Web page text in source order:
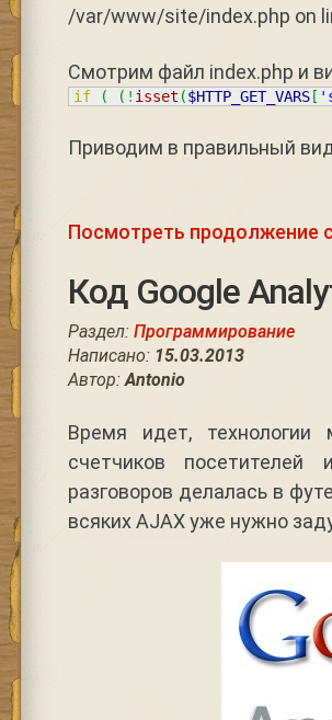
/var/www/site/index.php on
Смотрим файл index.php и
if ( ( ! isset ($HTTP_GET_VARS[
Приводим в правильный
Посмотреть продолжение
Код Google
Раздел: Программирование
Написано: 15.03.2013
Автор:Antonio
Время идет,
счетчиков
разговоров делалась в
всяких AJAX уже нужно